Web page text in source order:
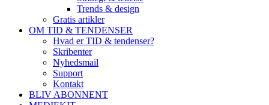
Trends & design
Gratis artikler
OM TID & TENDENSER
Hvad er TID & tendenser?
Skribenter
Nyhedsmail
Support
Kontakt
BLIV ABONNENT